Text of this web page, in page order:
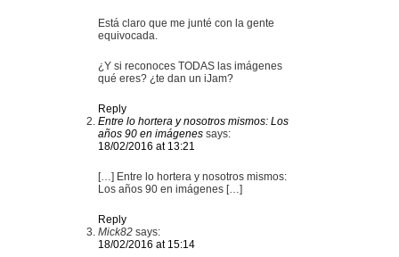
Está claro que me junté con la gente
equivocada.
¿Y si reconoces TODAS las imágenes
qué eres? ¿te dan un iJam?
Reply
Entre lo hortera y nosotros mismos: Los
años 90 en imágenes says:
18/02/2016 at 13:21
[…] Entre lo hortera y nosotros mismos:
Los años 90 en imágenes […]
Reply
Mick82 says:
18/02/2016 at 15:14